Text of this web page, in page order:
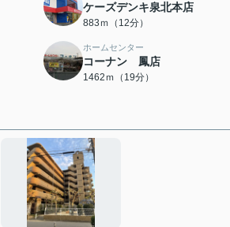
ケーズデンキ泉北本店
883ｍ（12分）
ホームセンター
コーナン 鳳店
1462ｍ（19分）